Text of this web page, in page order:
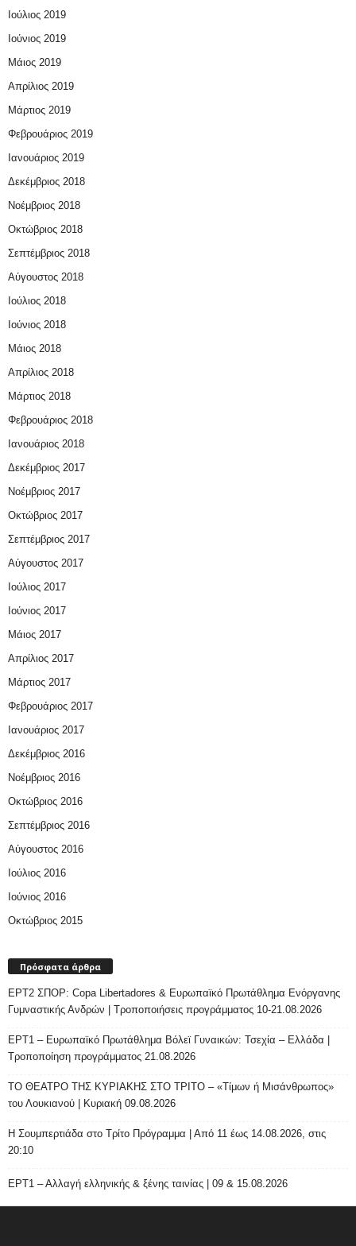
Ιούλιος 2019
Ιούνιος 2019
Μάιος 2019
Απρίλιος 2019
Μάρτιος 2019
Φεβρουάριος 2019
Ιανουάριος 2019
Δεκέμβριος 2018
Νοέμβριος 2018
Οκτώβριος 2018
Σεπτέμβριος 2018
Αύγουστος 2018
Ιούλιος 2018
Ιούνιος 2018
Μάιος 2018
Απρίλιος 2018
Μάρτιος 2018
Φεβρουάριος 2018
Ιανουάριος 2018
Δεκέμβριος 2017
Νοέμβριος 2017
Οκτώβριος 2017
Σεπτέμβριος 2017
Αύγουστος 2017
Ιούλιος 2017
Ιούνιος 2017
Μάιος 2017
Απρίλιος 2017
Μάρτιος 2017
Φεβρουάριος 2017
Ιανουάριος 2017
Δεκέμβριος 2016
Νοέμβριος 2016
Οκτώβριος 2016
Σεπτέμβριος 2016
Αύγουστος 2016
Ιούλιος 2016
Ιούνιος 2016
Οκτώβριος 2015
Πρόσφατα άρθρα
ΕΡΤ2 ΣΠΟΡ: Copa Libertadores & Ευρωπαϊκό Πρωτάθλημα Ενόργανης
Γυμναστικής Ανδρών | Τροποποιήσεις προγράμματος 10-21.08.2026
ΕΡΤ1 – Ευρωπαϊκό Πρωτάθλημα Βόλεϊ Γυναικών: Τσεχία – Ελλάδα |
Τροποποίηση προγράμματος 21.08.2026
ΤΟ ΘΕΑΤΡΟ ΤΗΣ ΚΥΡΙΑΚΗΣ ΣΤΟ ΤΡΙΤΟ – «Τίμων ή Μισάνθρωπος»
του Λουκιανού | Κυριακή 09.08.2026
H Σουμπερτιάδα στο Τρίτο Πρόγραμμα | Από 11 έως 14.08.2026, στις
20:10
ΕΡΤ1 – Αλλαγή ελληνικής & ξένης ταινίας | 09 & 15.08.2026